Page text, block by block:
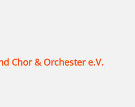
Chor & Orchester e.V.